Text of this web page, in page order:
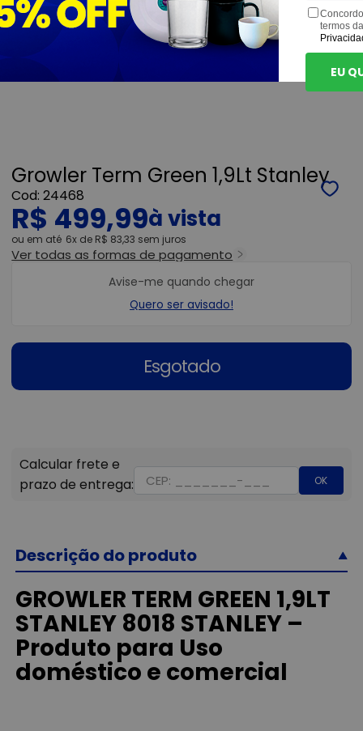
Growler Term Green 1,9Lt Stanley
24468
R$ 499,99
ou 6x de R$ 83,33 sem juros
Ver todas as formas de pagamento
Esgotado
Avise-me quando chegar
Quero ser avisado!
OK
Descrição do produto
GROWLER TERM GREEN 1,9LT
STANLEY 8018 STANLEY –
Produto para Uso
doméstico e comercial
termos
EU